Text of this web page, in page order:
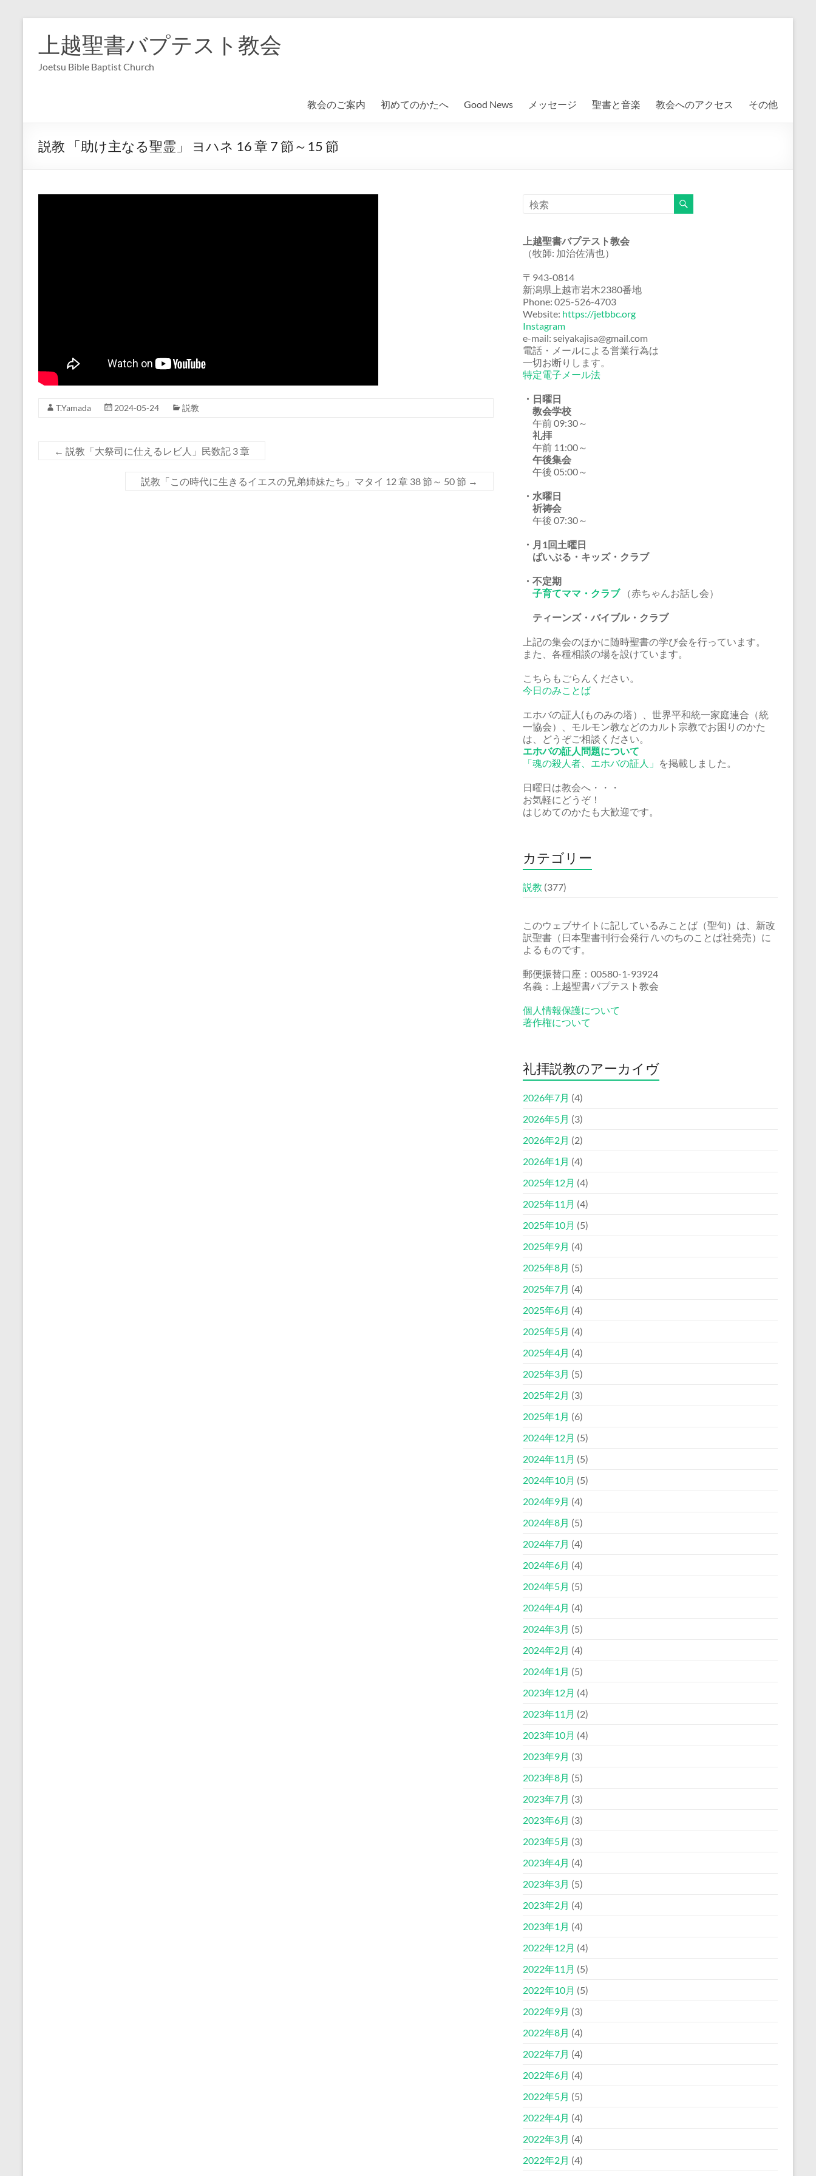
上越聖書バプテスト教会
Joetsu Bible Baptist Church
教会のご案内 初めてのかたへ Good News メッセージ 聖書と音楽 教会へのアクセス その他
説教 「助け主なる聖霊」 ヨハネ 16 章 7 節～15 節
T.Yamada 2024-05-24 説教
← 説教「大祭司に仕えるレビ人」民数記 3 章
説教「この時代に生きるイエスの兄弟姉妹たち」マタイ 12 章 38 節～ 50 節 →
上越聖書バプテスト教会
（牧師: 加治佐清也）
〒943-0814
新潟県上越市岩木2380番地
Phone: 025-526-4703
Website: https://jetbbc.org
Instagram
e-mail: seiyakajisa@gmail.com
電話・メールによる営業行為は
一切お断りします。
特定電子メール法
・日曜日
教会学校
午前 09:30～
礼拝
午前 11:00～
午後集会
午後 05:00～
・水曜日
祈祷会
午後 07:30～
・月1回土曜日
ばいぶる・キッズ・クラブ
・不定期
子育てママ・クラブ（赤ちゃんお話し会）
ティーンズ・バイブル・クラブ
上記の集会のほかに随時聖書の学び会を行っています。
また、各種相談の場を設けています。
こちらもごらんください。
今日のみことば
エホバの証人(ものみの塔）、世界平和統一家庭連合（統
一協会）、モルモン教などのカルト宗教でお困りのかた
は、どうぞご相談ください。
エホバの証人問題について
「魂の殺人者、エホバの証人」 を掲載しました。
日曜日は教会へ・・・
お気軽にどうぞ！
はじめてのかたも大歓迎です。
カテゴリー
説教 (377)
このウェブサイトに記しているみことば（聖句）は、新改
訳聖書（日本聖書刊行会発行 /いのちのことば社発売）に
よるものです。
郵便振替口座：00580-1-93924
名義：上越聖書バプテスト教会
個人情報保護について
著作権について
礼拝説教のアーカイヴ
2026年7月 (4)
2026年5月 (3)
2026年2月 (2)
2026年1月 (4)
2025年12月 (4)
2025年11月 (4)
2025年10月 (5)
2025年9月 (4)
2025年8月 (5)
2025年7月 (4)
2025年6月 (4)
2025年5月 (4)
2025年4月 (4)
2025年3月 (5)
2025年2月 (3)
2025年1月 (6)
2024年12月 (5)
2024年11月 (5)
2024年10月 (5)
2024年9月 (4)
2024年8月 (5)
2024年7月 (4)
2024年6月 (4)
2024年5月 (5)
2024年4月 (4)
2024年3月 (5)
2024年2月 (4)
2024年1月 (5)
2023年12月 (4)
2023年11月 (2)
2023年10月 (4)
2023年9月 (3)
2023年8月 (5)
2023年7月 (3)
2023年6月 (3)
2023年5月 (3)
2023年4月 (4)
2023年3月 (5)
2023年2月 (4)
2023年1月 (4)
2022年12月 (4)
2022年11月 (5)
2022年10月 (5)
2022年9月 (3)
2022年8月 (4)
2022年7月 (4)
2022年6月 (4)
2022年5月 (5)
2022年4月 (4)
2022年3月 (4)
2022年2月 (4)